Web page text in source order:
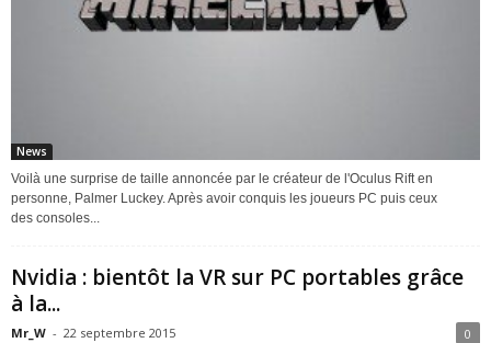
News
Voilà une surprise de taille annoncée par le créateur de l'Oculus Rift en
personne, Palmer Luckey. Après avoir conquis les joueurs PC puis ceux
des consoles...
Nvidia : bientôt la VR sur PC portables grâce
à la...
Mr_W - 22 septembre 2015 0